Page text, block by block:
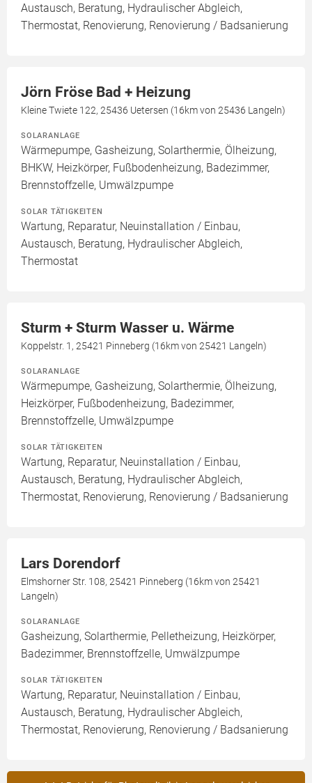
Austausch, Beratung, Hydraulischer Abgleich,
Thermostat, Renovierung, Renovierung / Badsanierung
Jörn Fröse Bad + Heizung
Kleine Twiete 122, 25436 Uetersen (16km von 25436 Langeln)
SOLARANLAGE
Wärmepumpe, Gasheizung, Solarthermie, Ölheizung,
BHKW, Heizkörper, Fußbodenheizung, Badezimmer,
Brennstoffzelle, Umwälzpumpe
SOLAR TÄTIGKEITEN
Wartung, Reparatur, Neuinstallation / Einbau,
Austausch, Beratung, Hydraulischer Abgleich,
Thermostat
Sturm + Sturm Wasser u. Wärme
Koppelstr. 1, 25421 Pinneberg (16km von 25421 Langeln)
SOLARANLAGE
Wärmepumpe, Gasheizung, Solarthermie, Ölheizung,
Heizkörper, Fußbodenheizung, Badezimmer,
Brennstoffzelle, Umwälzpumpe
SOLAR TÄTIGKEITEN
Wartung, Reparatur, Neuinstallation / Einbau,
Austausch, Beratung, Hydraulischer Abgleich,
Thermostat, Renovierung, Renovierung / Badsanierung
Lars Dorendorf
Elmshorner Str. 108, 25421 Pinneberg (16km von 25421
Langeln)
SOLARANLAGE
Gasheizung, Solarthermie, Pelletheizung, Heizkörper,
Badezimmer, Brennstoffzelle, Umwälzpumpe
SOLAR TÄTIGKEITEN
Wartung, Reparatur, Neuinstallation / Einbau,
Austausch, Beratung, Hydraulischer Abgleich,
Thermostat, Renovierung, Renovierung / Badsanierung